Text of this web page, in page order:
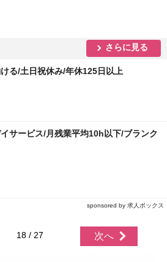
さらに見る
る/土日祝休み/年休125日以上
サービス/月残業平均10h以下/ブランク
sponsored by 求人ボックス
18 / 27 次へ